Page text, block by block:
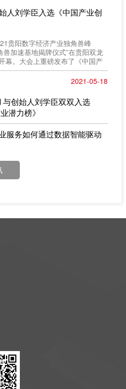
人刘学臣入选《中国产业创
贵阳数字经济产业独角兽峰
兽加速基地揭牌仪式”在贵阳双龙
幕。大会上重磅发布了《中国产
评选结果，红圈 CRM 创始人
功入选“2021产业创新百人榜”。
2021-05-18
与创始人刘学臣双双入选
潜力榜》
服务如何通过数据智能驱动